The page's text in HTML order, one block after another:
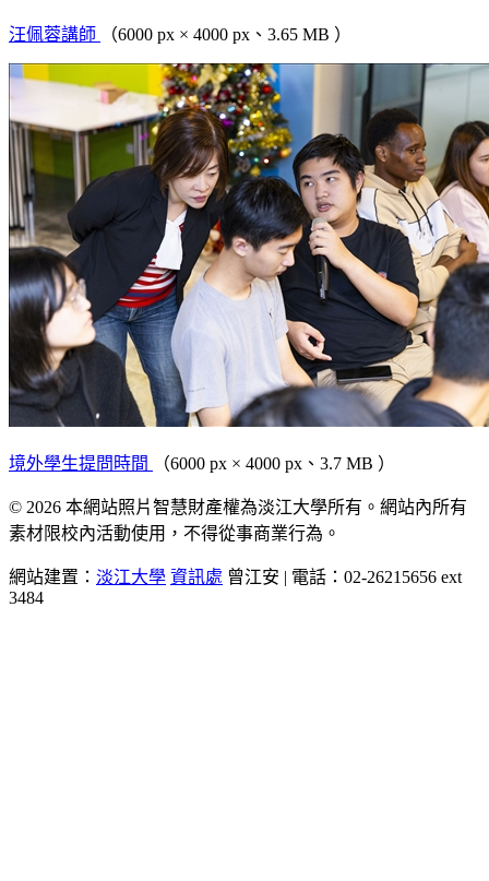
汪佩蓉講師 （6000 px × 4000 px、3.65 MB ）
境外學生提問時間 （6000 px × 4000 px、3.7 MB ）
© 2026 本網站照片智慧財產權為淡江大學所有。網站內所有
素材限校內活動使用，不得從事商業行為。
網站建置： 淡江大學 資訊處 曾江安 | 電話：02-26215656 ext
3484